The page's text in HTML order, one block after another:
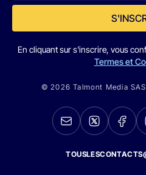
En cliquant sur s'inscrire, vous
Termes et
© 2026 Talmont Media